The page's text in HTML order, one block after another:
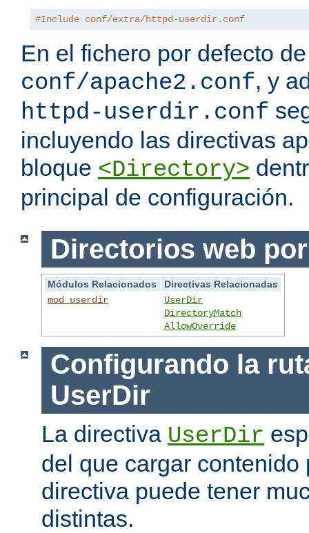
#Include conf/extra/httpd-userdir.conf
En el fichero por defecto
conf/apache2.conf, y
httpd-userdir.conf
incluyendo las directivas
bloque <Directory>
principal de configuración.
Directorios web
Módulos Relacionados
Directivas Relacionadas
mod_userdir
UserDir
DirectoryMatch
AllowOverride
Configurando la
UserDir
La directiva UserDir
del que cargar contenido
directiva puede tener
distintas.